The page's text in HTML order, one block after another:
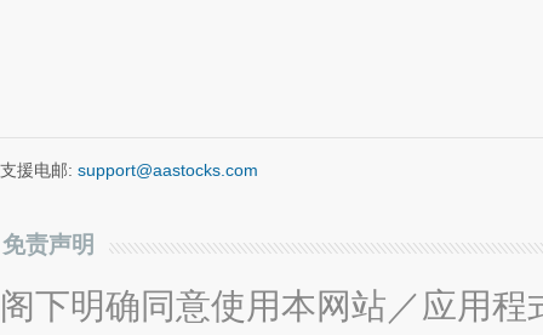
支援电邮: support@aastocks.com
免责声明
阁下明确同意使用本网站／应用